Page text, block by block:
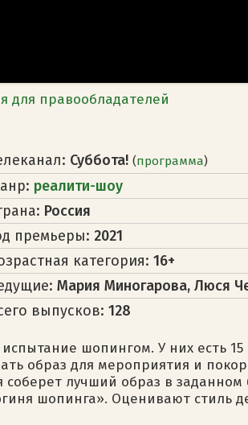
для правообладателей
Суббота! (программа)
реалити-шоу
Россия
премьеры: 2021
категория: 16+
Мария Миногарова, Люся
выпусков: 128
шопингом. У них есть 15
образ для мероприятия и
соберет лучший образ в
шопинга». Оценивают стиль